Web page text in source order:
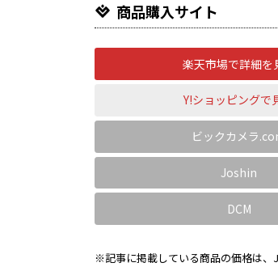
商品購入サイト
楽天市場で詳細を
Y!ショッピングで
ビックカメラ
Joshin
DCM
※記事に掲載している商品の価格は、